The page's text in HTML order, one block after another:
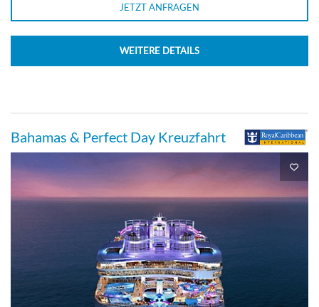
JETZT ANFRAGEN
WEITERE DETAILS
Bahamas & Perfect Day Kreuzfahrt